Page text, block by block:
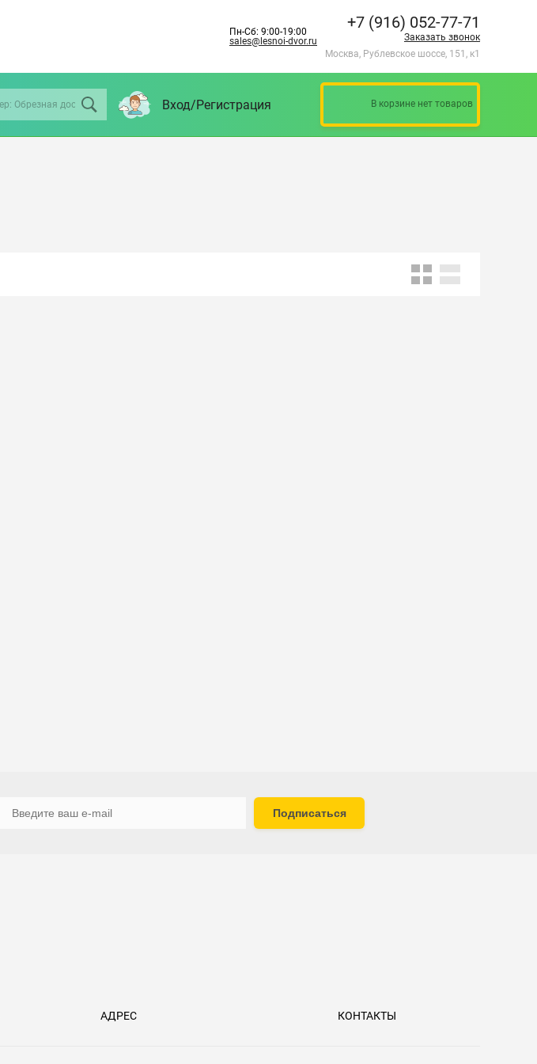
Пн-Сб: 9:00-19:00
sales@lesnoi-dvor.ru
+7 (916) 052-77-71
Заказать звонок
Москва, Рублевское шоссе, 151, к1
Вход/Регистрация В корзине нет товаров
Подписаться
АДРЕС КОНТАКТЫ